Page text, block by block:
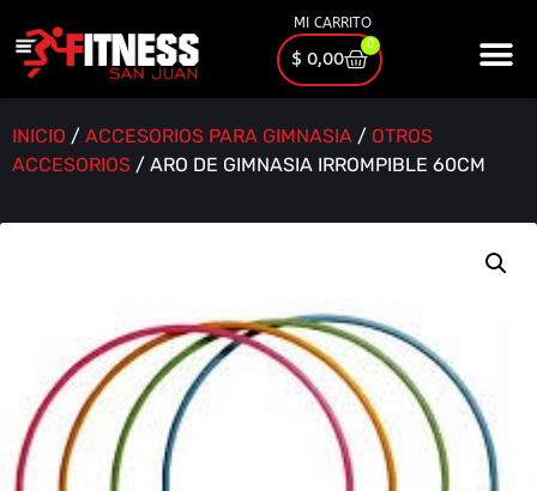
MI CARRITO
$ 0,00
0
INICIO / ACCESORIOS PARA GIMNASIA / OTROS
ACCESORIOS / ARO DE GIMNASIA IRROMPIBLE 60CM